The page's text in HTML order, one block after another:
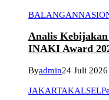
BALANGAN
Analis
INAKI Award
Byadmin24 Juli 2026
JAKARTAKALSEL